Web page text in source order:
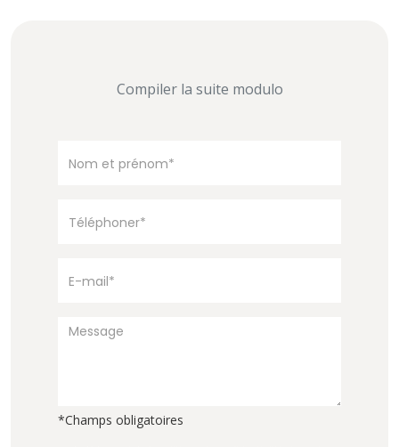
Compiler la suite modulo
*Champs obligatoires